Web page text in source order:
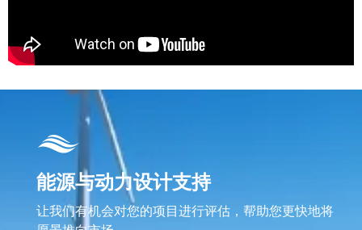
能源与动力设计支持
让我们有机会对您的项目进行评估，帮助您更快地将